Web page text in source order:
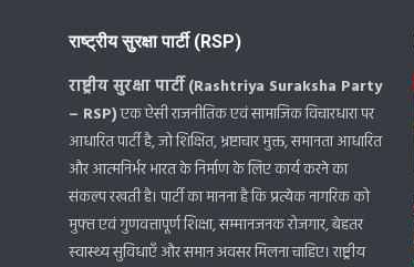
राष्ट्रीय सुरक्षा पार्टी (RSP)
राष्ट्रीय सुरक्षा पार्टी (Rashtriya Suraksha Party
– RSP)एक ऐसी राजनीतिक एवं सामाजिक विचारधारा पर
आधारित पार्टी है, जो शिक्षित, भ्रष्टाचार मुक्त, समानता आधारित
और आत्मनिर्भर भारत के निर्माण के लिए कार्य करने का
संकल्प रखती है। पार्टी का मानना है कि प्रत्येक नागरिक को
मुफ्त एवं गुणवत्तापूर्ण शिक्षा, सम्मानजनक रोजगार, बेहतर
स्वास्थ्य सुविधाएँ और समान अवसर मिलना चाहिए। राष्ट्रीय